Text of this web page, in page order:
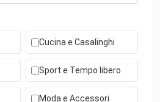
Cucina e Casalinghi
Sport e Tempo libero
Moda e Accessori